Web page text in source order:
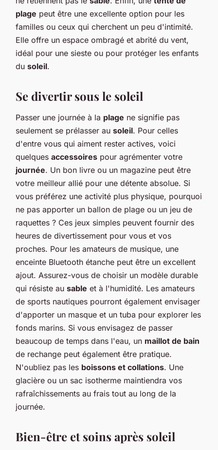
plage peut être une excellente option pour les
familles ou ceux qui cherchent un peu d'intimité.
Elle offre un espace ombragé et abrité du vent,
idéal pour une sieste ou pour protéger les enfants
du soleil.
Se divertir sous le soleil
Passer une journée à la plage ne signifie pas
seulement se prélasser au soleil. Pour celles
d'entre vous qui aiment rester actives, voici
quelques accessoires pour agrémenter votre
journée. Un bon livre ou un magazine peut être
votre meilleur allié pour une détente absolue. Si
vous préférez une activité plus physique, pourquoi
ne pas apporter un ballon de plage ou un jeu de
raquettes ? Ces jeux simples peuvent fournir des
heures de divertissement pour vous et vos
proches. Pour les amateurs de musique, une
enceinte Bluetooth étanche peut être un excellent
ajout. Assurez-vous de choisir un modèle durable
qui résiste au sable et à l'humidité. Les amateurs
de sports nautiques pourront également envisager
d'apporter un masque et un tuba pour explorer les
fonds marins. Si vous envisagez de passer
beaucoup de temps dans l'eau, un maillot de bain
de rechange peut également être pratique.
N'oubliez pas les boissons et collations. Une
glacière ou un sac isotherme maintiendra vos
rafraîchissements au frais tout au long de la
journée.
Bien-être et soins après soleil